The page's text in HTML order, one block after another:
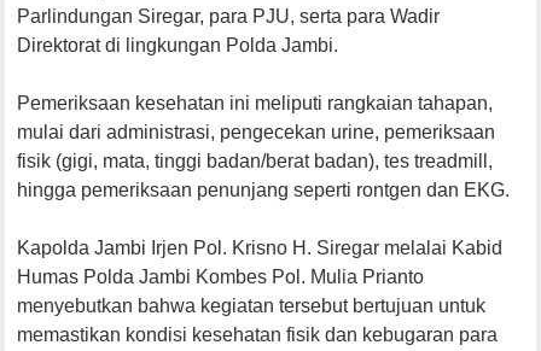
Parlindungan Siregar, para PJU, serta para Wadir
Direktorat di lingkungan Polda Jambi.
Pemeriksaan kesehatan ini meliputi rangkaian tahapan,
mulai dari administrasi, pengecekan urine, pemeriksaan
fisik (gigi, mata, tinggi badan/berat badan), tes treadmill,
hingga pemeriksaan penunjang seperti rontgen dan EKG.
Kapolda Jambi Irjen Pol. Krisno H. Siregar melalai Kabid
Humas Polda Jambi Kombes Pol. Mulia Prianto
menyebutkan bahwa kegiatan tersebut bertujuan untuk
memastikan kondisi kesehatan fisik dan kebugaran para